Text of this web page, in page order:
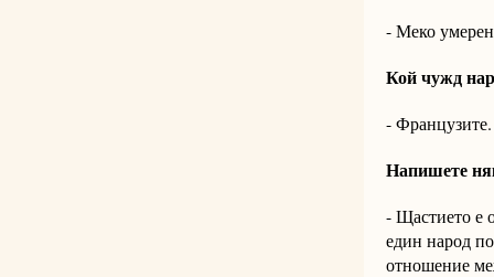
- Меко
Кой чужд
- Французите.
Напишете
- Щастието е
един народ
отношение